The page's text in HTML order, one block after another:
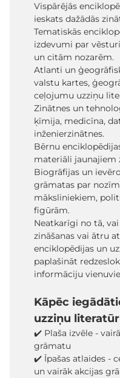
Vispārējās
ieskats dažādās
Tematiskās
izdevumi par
un citām nozarēm.
Atlanti un
valstu kartes,
ceļojumu uzziņu
Zinātnes un
ķīmija, medicīna,
inženierzinātnes.
Bērnu
materiāli jaunajiem
Biogrāfijas un
grāmatas par
māksliniekiem,
figūrām.
Neatkarīgi no tā,
zināšanas vai ātru
enciklopēdijas un
paplašināt
informāciju
Kāpēc
uzziņu
✔️ Plaša izvēle -
grāmatu
✔️ Īpašas atlaides -
un vairāk akcijas